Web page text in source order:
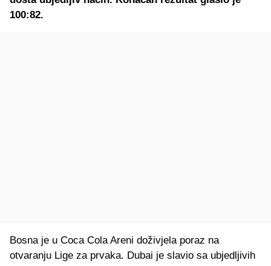
100:82.
Bosna je u Coca Cola Areni doživjela poraz na
otvaranju Lige za prvaka. Dubai je slavio sa ubjedljivih